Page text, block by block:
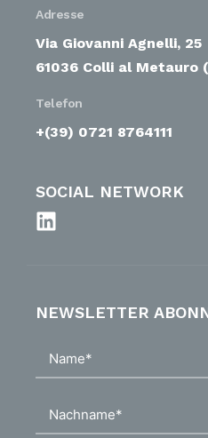
Adresse
Via Giovanni Agnelli, 25
61036 Colli al Metauro
Telefon
+(39) 0721 8764111
SOCIAL NETWORK
NEWSLETTER